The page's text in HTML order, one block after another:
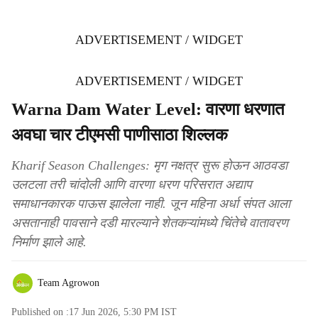
ADVERTISEMENT / WIDGET
ADVERTISEMENT / WIDGET
Warna Dam Water Level: वारणा धरणात
अवघा चार टीएमसी पाणीसाठा शिल्लक
Kharif Season Challenges: मृग नक्षत्र सुरू होऊन आठवडा
उलटला तरी चांदोली आणि वारणा धरण परिसरात अद्याप
समाधानकारक पाऊस झालेला नाही. जून महिना अर्धा संपत आला
असतानाही पावसाने दडी मारल्याने शेतकऱ्यांमध्ये चिंतेचे वातावरण
निर्माण झाले आहे.
Team Agrowon
Published on :17 Jun 2026, 5:30 PM IST